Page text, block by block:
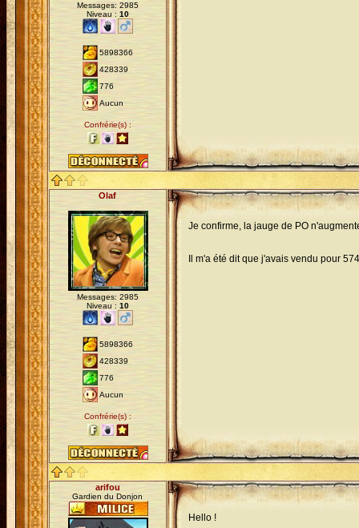
Messages: 2985
Niveau : 10
5898366
428339
776
Aucun
Confrérie(s) :
Olaf
Messages: 2985
Niveau : 10
5898366
428339
776
Aucun
Confrérie(s) :
Je confirme, la jauge de PO
Il m'a été dit que j'avais vendu pour
arifou
Gardien du Donjon
Hello !